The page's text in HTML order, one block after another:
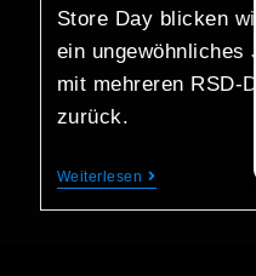
Store Day blicken
ein ungewöhnliches
mit mehreren RSD-
zurück.
Weiterlesen